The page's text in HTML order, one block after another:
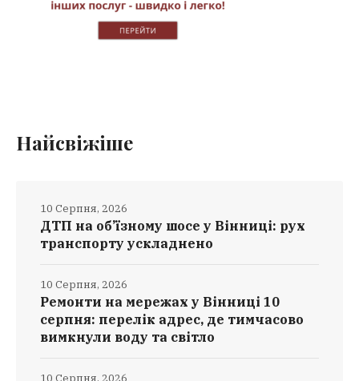
Найсвіжіше
ДТП на об’їзному шосе у Вінниці: рух
транспорту ускладнено
10 Серпня, 2026
Ремонти на мережах у Вінниці 10
серпня: перелік адрес, де тимчасово
вимкнули воду та світло
10 Серпня, 2026